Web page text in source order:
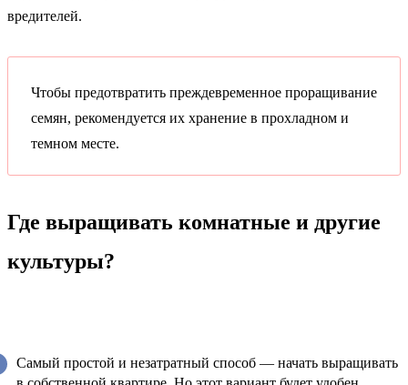
вредителей.
Чтобы предотвратить преждевременное проращивание
семян, рекомендуется их хранение в прохладном и
темном месте.
Где выращивать комнатные и другие
культуры?
Самый простой и незатратный способ — начать выращивать